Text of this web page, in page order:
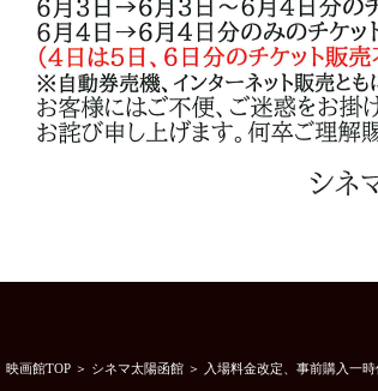
映画館TOP ＞ シネマ太陽函館 ＞ 入場料金改定、事前購入一